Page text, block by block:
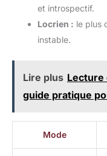
et introspectif.
Locrien : le plus
instable.
Lire plus Lecture
guide pratique
Mode